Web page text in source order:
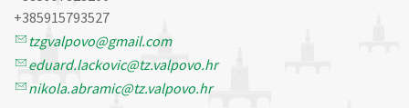
+385915793527
tzgvalpovo@gmail.com
eduard.lackovic@tz.valpovo.hr
nikola.abramic@tz.valpovo.hr